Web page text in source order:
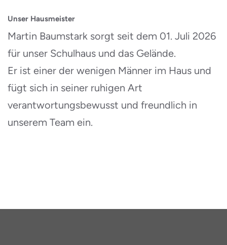
Unser Hausmeister
Martin Baumstark sorgt seit dem 01. Juli 2026
für unser Schulhaus und das Gelände.
Er ist einer der wenigen Männer im Haus und
fügt sich in seiner ruhigen Art
verantwortungsbewusst und freundlich in
unserem Team ein.